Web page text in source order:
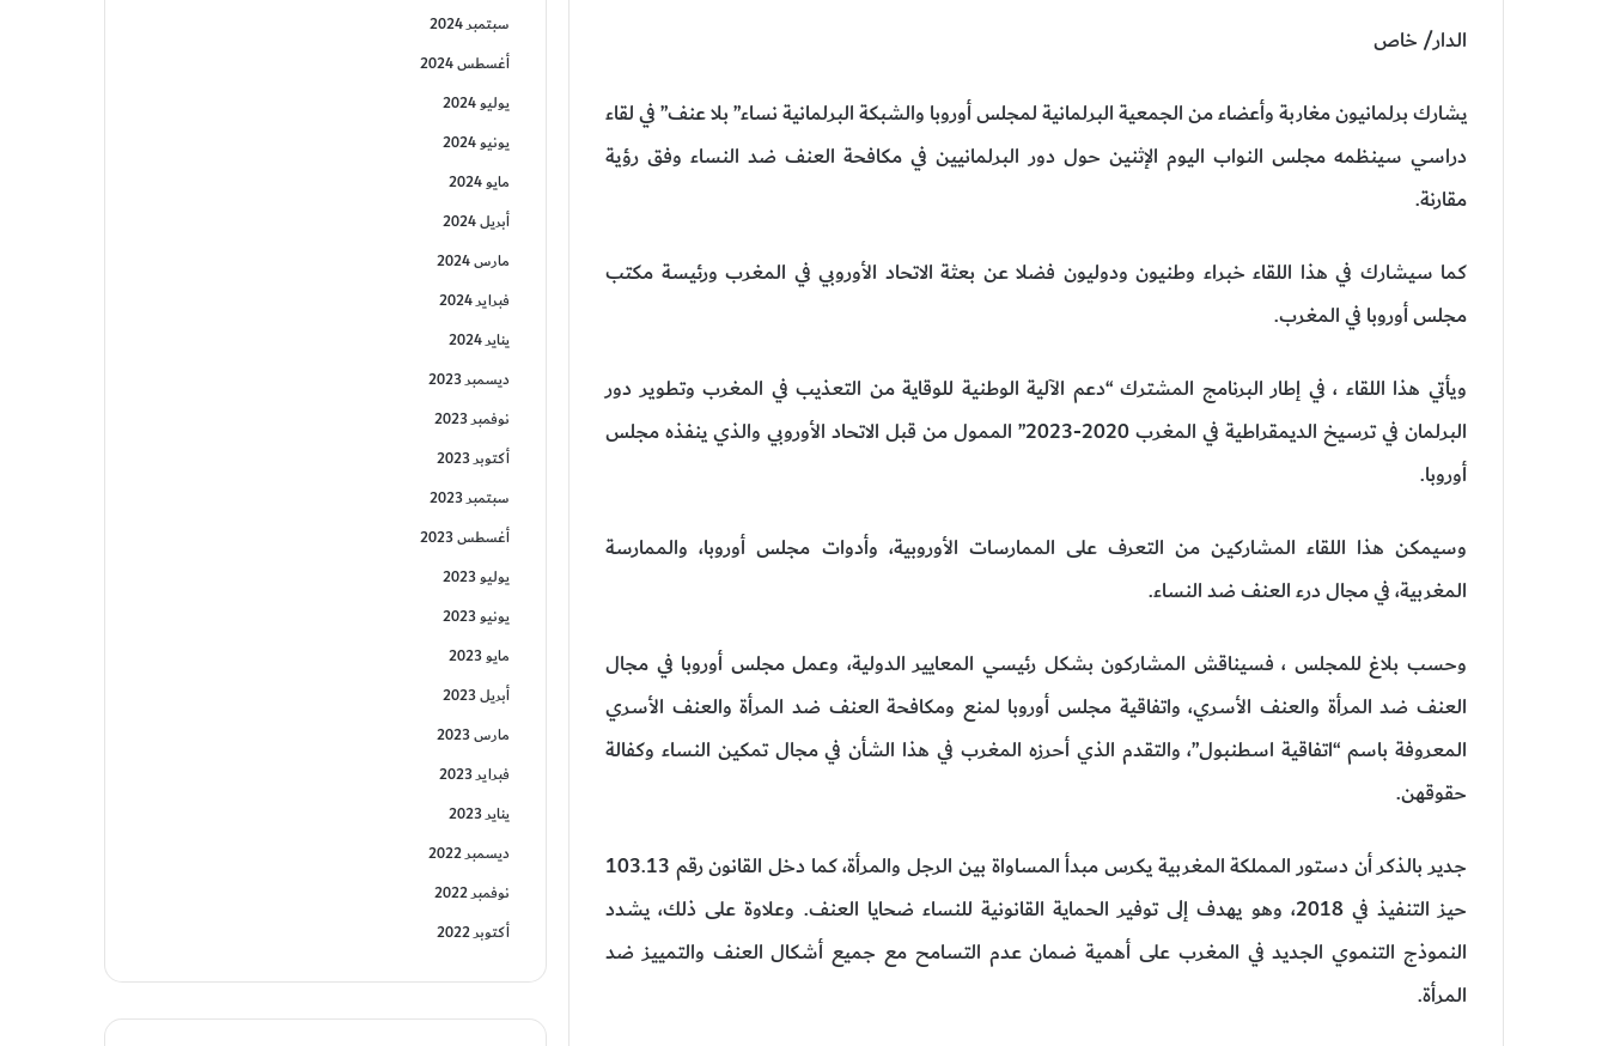
الدار/ خاص
يشارك برلمانيون مغاربة وأعضاء من الجمعية البرلمانية لمجلس أوروبا والشبكة البرلمانية نساء” بلا عنف” في لقاء
دراسي سينظمه مجلس النواب اليوم الإثنين حول دور البرلمانيين في مكافحة العنف ضد النساء وفق رؤية
مقارنة.
كما سيشارك في هذا اللقاء خبراء وطنيون ودوليون فضلا عن بعثة الاتحاد الأوروبي في المغرب ورئيسة مكتب
مجلس أوروبا في المغرب.
ويأتي هذا اللقاء ، في إطار البرنامج المشترك “دعم الآلية الوطنية للوقاية من التعذيب في المغرب وتطوير دور
البرلمان في ترسيخ الديمقراطية في المغرب 2020-2023” الممول من قبل الاتحاد الأوروبي والذي ينفذه مجلس
أوروبا.
وسيمكن هذا اللقاء المشاركين من التعرف على الممارسات الأوروبية، وأدوات مجلس أوروبا، والممارسة
المغربية، في مجال درء العنف ضد النساء.
وحسب بلاغ للمجلس ، فسيناقش المشاركون بشكل رئيسي المعايير الدولية، وعمل مجلس أوروبا في مجال
العنف ضد المرأة والعنف الأسري، واتفاقية مجلس أوروبا لمنع ومكافحة العنف ضد المرأة والعنف الأسري
المعروفة باسم “اتفاقية اسطنبول”، والتقدم الذي أحرزه المغرب في هذا الشأن في مجال تمكين النساء وكفالة
حقوقهن.
جدير بالذكر أن دستور المملكة المغربية يكرس مبدأ المساواة بين الرجل والمرأة، كما دخل القانون رقم 103.13
حيز التنفيذ في 2018، وهو يهدف إلى توفير الحماية القانونية للنساء ضحايا العنف. وعلاوة على ذلك، يشدد
النموذج التنموي الجديد في المغرب على أهمية ضمان عدم التسامح مع جميع أشكال العنف والتمييز ضد
المرأة.
سبتمبر 2024
أغسطس 2024
يوليو 2024
يونيو 2024
مايو 2024
أبريل 2024
مارس 2024
فبراير 2024
يناير 2024
ديسمبر 2023
نوفمبر 2023
أكتوبر 2023
سبتمبر 2023
أغسطس 2023
يوليو 2023
يونيو 2023
مايو 2023
أبريل 2023
مارس 2023
فبراير 2023
يناير 2023
ديسمبر 2022
نوفمبر 2022
أكتوبر 2022